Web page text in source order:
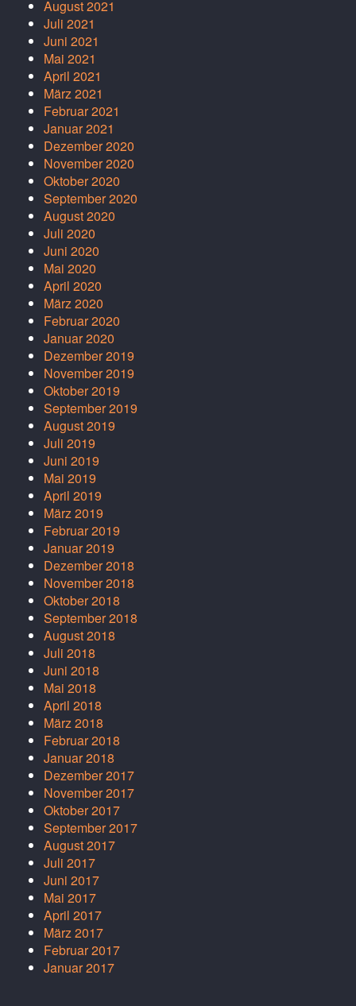
August 2021
Juli 2021
Juni 2021
Mai 2021
April 2021
März 2021
Februar 2021
Januar 2021
Dezember 2020
November 2020
Oktober 2020
September 2020
August 2020
Juli 2020
Juni 2020
Mai 2020
April 2020
März 2020
Februar 2020
Januar 2020
Dezember 2019
November 2019
Oktober 2019
September 2019
August 2019
Juli 2019
Juni 2019
Mai 2019
April 2019
März 2019
Februar 2019
Januar 2019
Dezember 2018
November 2018
Oktober 2018
September 2018
August 2018
Juli 2018
Juni 2018
Mai 2018
April 2018
März 2018
Februar 2018
Januar 2018
Dezember 2017
November 2017
Oktober 2017
September 2017
August 2017
Juli 2017
Juni 2017
Mai 2017
April 2017
März 2017
Februar 2017
Januar 2017